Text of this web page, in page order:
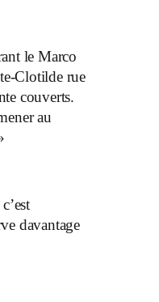
le Marco
Clotilde rue
couverts.
au
davantage